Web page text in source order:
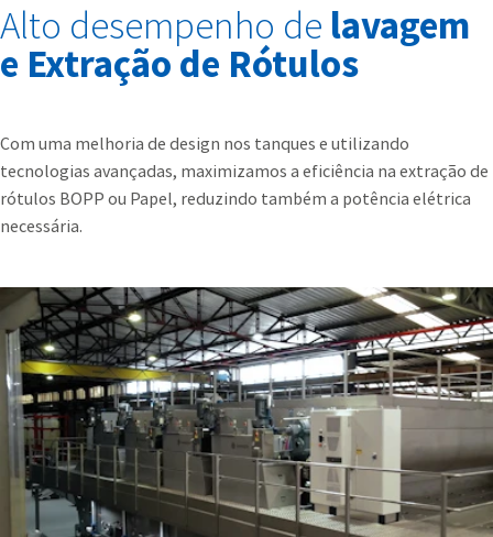
Alto desempenho de lavagem
e Extração de Rótulos
Com uma melhoria de design nos tanques e utilizando
tecnologias avançadas, maximizamos a eficiência na extração de
rótulos BOPP ou Papel, reduzindo também a potência elétrica
necessária.